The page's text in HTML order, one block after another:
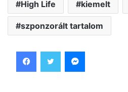
High Life kiemelt
szponzorált tartalom